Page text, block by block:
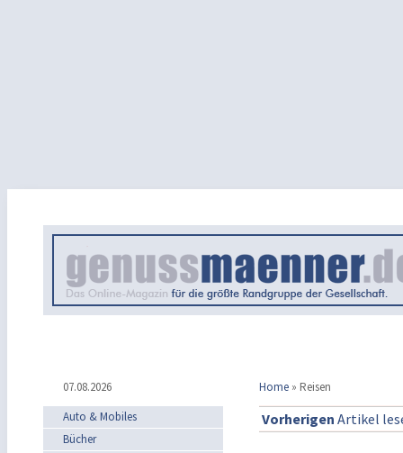
07.08.2026 Home » Reisen
Auto & Mobiles
Bücher
Vorherigen Artikel